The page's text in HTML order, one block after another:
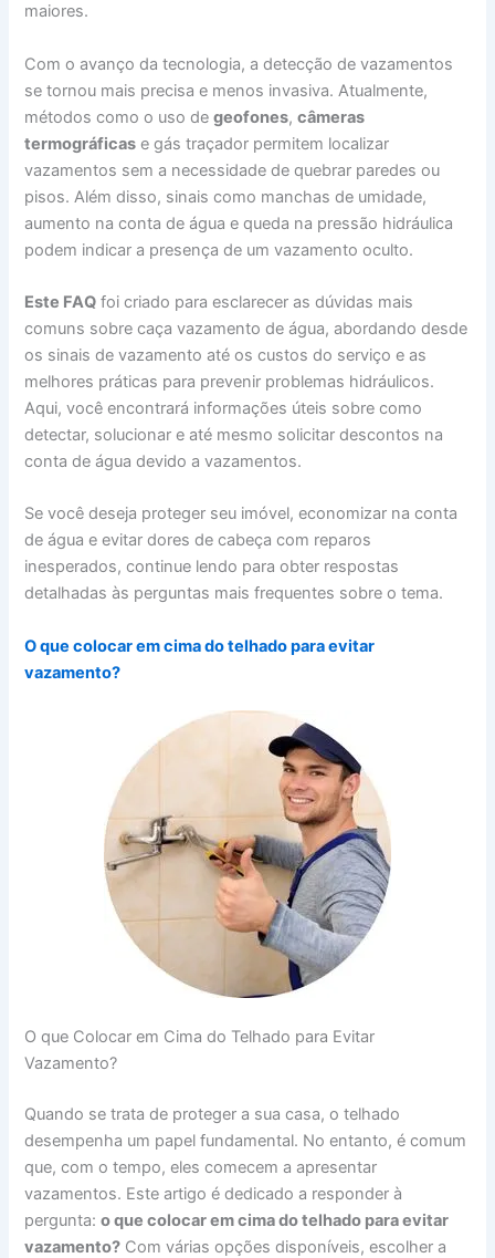
maiores.
Com o avanço da tecnologia, a detecção de vazamentos
se tornou mais precisa e menos invasiva. Atualmente,
métodos como o uso degeofones,câmeras
termográficas e gás traçador permitem localizar
vazamentos sem a necessidade de quebrar paredes ou
pisos. Além disso, sinais como manchas de umidade,
aumento na conta de água e queda na pressão hidráulica
podem indicar a presença de um vazamento oculto.
Este FAQ foi criado para esclarecer as dúvidas mais
comuns sobre caça vazamento de água, abordando desde
os sinais de vazamento até os custos do serviço e as
melhores práticas para prevenir problemas hidráulicos.
Aqui, você encontrará informações úteis sobre como
detectar, solucionar e até mesmo solicitar descontos na
conta de água devido a vazamentos.
Se você deseja proteger seu imóvel, economizar na conta
de água e evitar dores de cabeça com reparos
inesperados, continue lendo para obter respostas
detalhadas às perguntas mais frequentes sobre o tema.
O que colocar em cima do telhado para evitar
vazamento?
O que Colocar em Cima do Telhado para Evitar
Vazamento?
Quando se trata de proteger a sua casa, o telhado
desempenha um papel fundamental. No entanto, é comum
que, com o tempo, eles comecem a apresentar
vazamentos. Este artigo é dedicado a responder à
pergunta:o que colocar em cima do telhado para evitar
vazamento? Com várias opções disponíveis, escolher a